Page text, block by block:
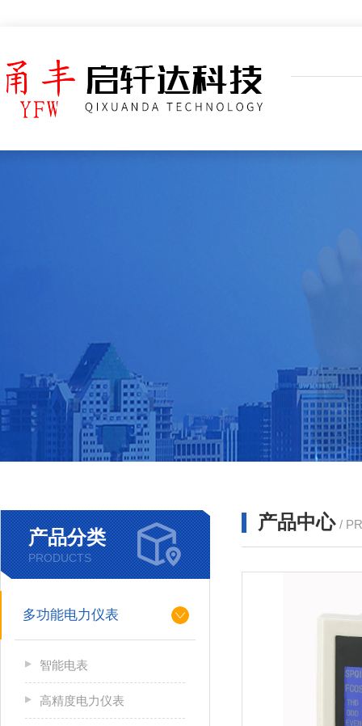
产品分类
PRODUCTS
多功能电力仪表
智能电表
高精度电力仪表
产品中心 /